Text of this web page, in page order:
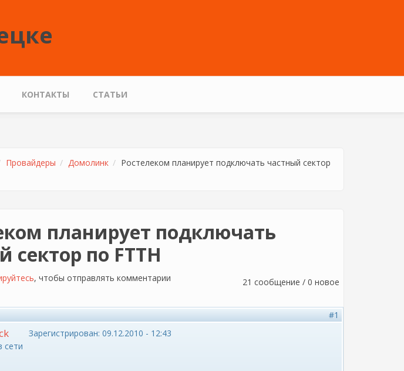
КОНТАКТЫ СТАТЬИ
Провайдеры Домолинк
Ростелеком планирует подключать частный сектор
планирует подключать
сектор по FTTH
21 сообщение / 0 новое
, чтобы отправлять комментарии
#1
сети
Зарегистрирован: 09.12.2010 - 12:43